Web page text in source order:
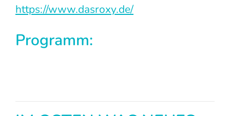
https://www.dasroxy.de/
Programm: